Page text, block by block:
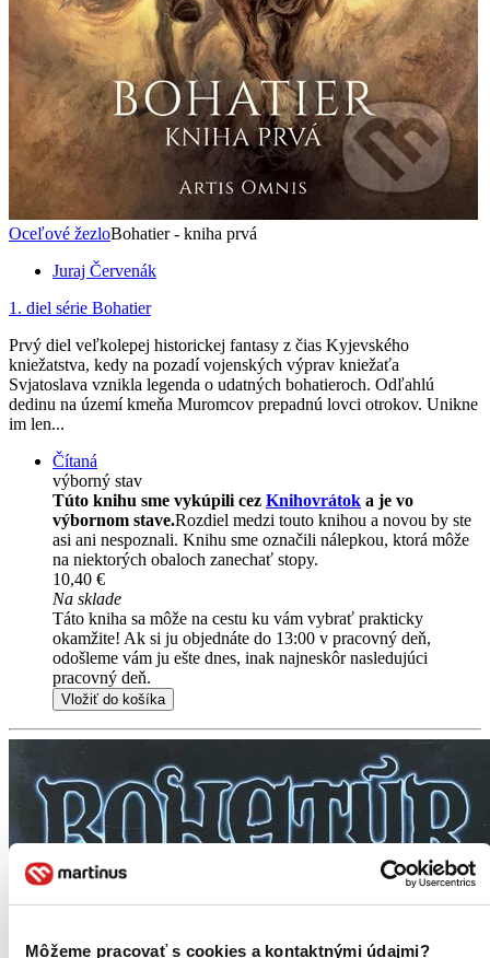
Môžeme pracovať s cookies a kontaktnými údajmi?
Oceľové žezloBohatier - kniha prvá
Juraj Červenák
1. diel série Bohatier
Prvý diel veľkolepej historickej fantasy z čias Kyjevského
kniežatstva, kedy na pozadí vojenských výprav kniežaťa
Svjatoslava vznikla legenda o udatných bohatieroch. Odľahlú
dedinu na území kmeňa Muromcov prepadnú lovci otrokov. Unikne
im len...
Čítaná
výborný stav
Túto knihu sme vykúpili cez Knihovrátok a je vo
výbornom stave.Rozdiel medzi touto knihou a novou by ste
asi ani nespoznali. Knihu sme označili nálepkou, ktorá môže
na niektorých obaloch zanechať stopy.
10,40 €
Na sklade
Táto kniha sa môže na cestu ku vám vybrať prakticky
okamžite! Ak si ju objednáte do 13:00 v pracovný deň,
odošleme vám ju ešte dnes, inak najneskôr nasledujúci
pracovný deň.
Vložiť do košíka